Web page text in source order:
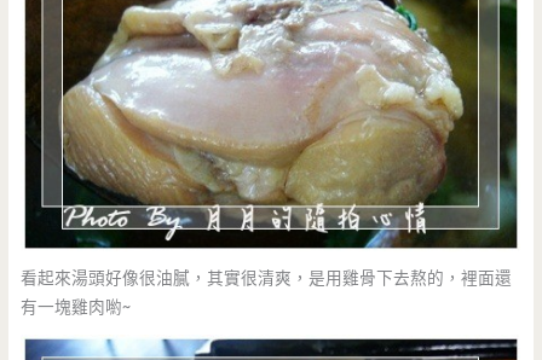
看起來湯頭好像很油膩，其實很清爽，是用雞骨下去熬的，裡面還
有一塊雞肉喲~